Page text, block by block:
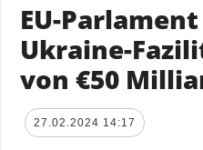
ALLE
RUBRIKEN
Krieg
Wiederaufbau
EU-
Ukraine-
von €50
27.02.2024 14:17